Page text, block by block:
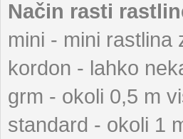
Način rasti
mini - mini rastlina
kordon - lahko
grm - okoli 0,5 m
standard - okoli 1